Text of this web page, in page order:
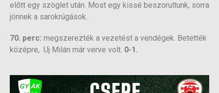
előtt egy szöglet után. Most egy kissé beszorultunk, sorra
jönnek a sarokrúgások.
70. perc: megszerezték a vezetést a vendégek. Betették
középre, Uj Milán már verve volt. 0-1.